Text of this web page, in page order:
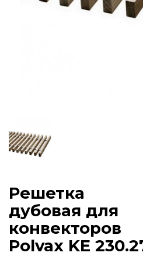
Решетка
дубовая для
конвекторов
Рolvax KE